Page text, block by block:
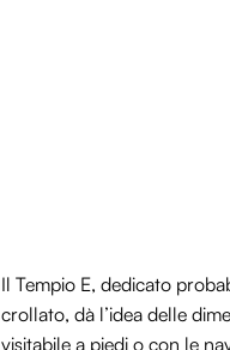
Il Tempio E, dedicato
crollato, dà l’idea delle
visitabile a piedi o con le